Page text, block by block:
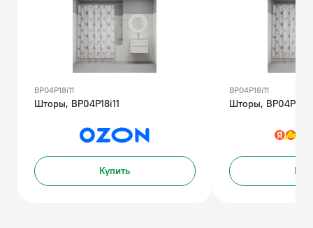
BP04P18i11
Шторы, BP04P18i11
Купить
BP04P18i11
Шторы,